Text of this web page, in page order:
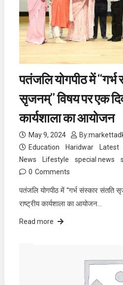
पतंजलि योगपीठ में
सृजनम्” विषय पर एक
कार्यशाला का आयोजन
May 9, 2024 By:
Education
Haridwar
Latest
News
Lifestyle special news
0 Comments
पतंजलि योगपीठ में “गर्भ संस्कार संतति
राष्ट्रीय कार्यशाला का आयोजन…
Read more